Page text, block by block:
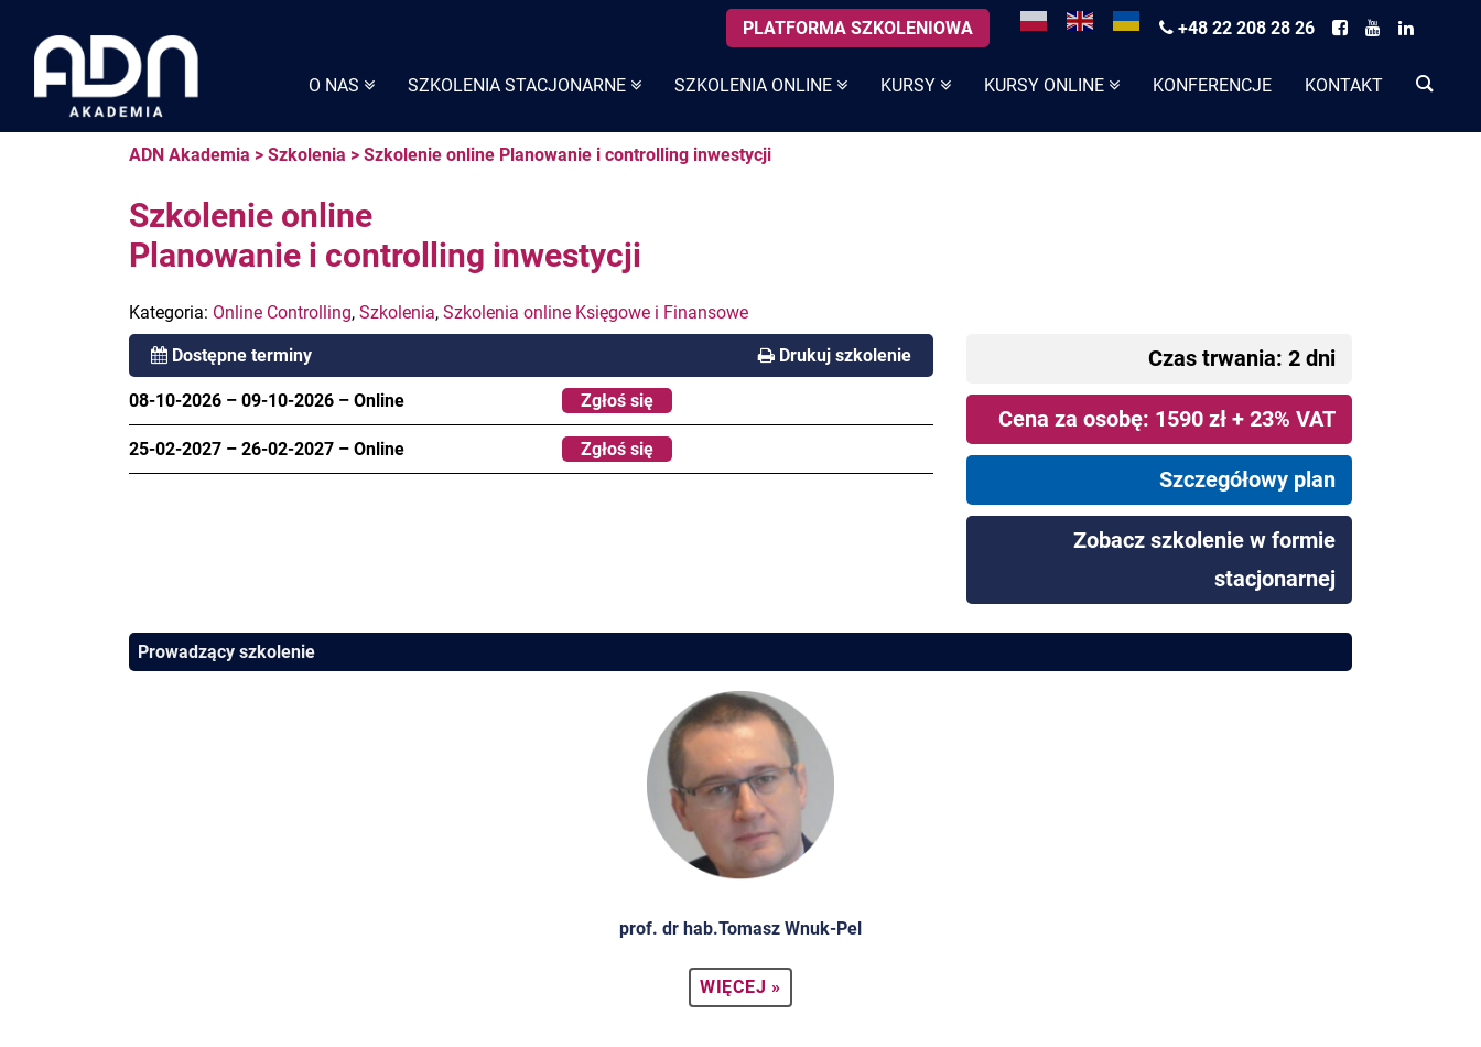
O NAS SZKOLENIA STACJONARNE SZKOLENIA ONLINE KURSY KURSY ONLINE KONFERENCJE KONTAKT
content
PLATFORMA SZKOLENIOWA +48 22 208 28 26
ADN Akademia > Szkolenia > Szkolenie online Planowanie i controlling inwestycji
Szkolenie online
Planowanie i controlling inwestycji
Kategoria: Online Controlling, Szkolenia, Szkolenia online Księgowe i Finansowe
Dostępne terminy Drukuj szkolenie
08-10-2026 – 09-10-2026 – Online Zgłoś się
25-02-2027 – 26-02-2027 – Online Zgłoś się
Czas trwania: 2 dni
Cena za osobę: 1590 zł + 23% VAT
Szczegółowy plan
Zobacz szkolenie w formie
stacjonarnej
Prowadzący szkolenie
prof. dr hab.Tomasz Wnuk-Pel
WIĘCEJ »